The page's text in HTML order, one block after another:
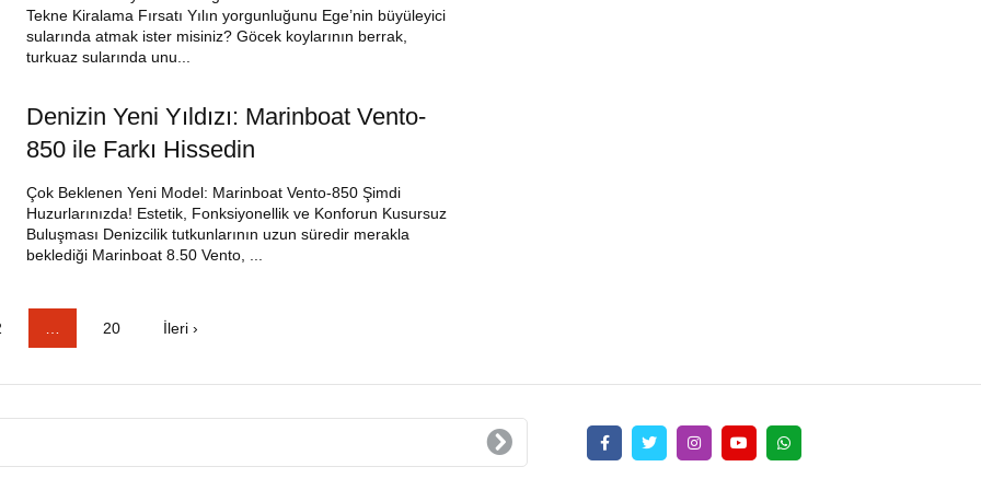
Tekne Kiralama Fırsatı Yılın yorgunluğunu Ege’nin büyüleyici
sularında atmak ister misiniz? Göcek koylarının berrak,
turkuaz sularında unu...
Denizin Yeni Yıldızı: Marinboat Vento-
850 ile Farkı Hissedin
Çok Beklenen Yeni Model: Marinboat Vento-850 Şimdi
Huzurlarınızda! Estetik, Fonksiyonellik ve Konforun Kusursuz
Buluşması Denizcilik tutkunlarının uzun süredir merakla
beklediği Marinboat 8.50 Vento, ...
… 20 İleri ›